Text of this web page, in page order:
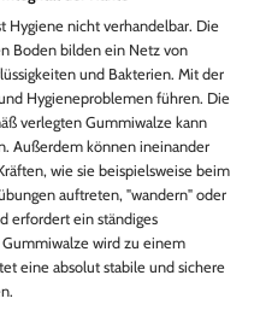
Hygiene nicht verhandelbar. Die
Boden bilden ein Netz von
und Bakterien. Mit der
Hygieneproblemen führen. Die
verlegten Gummiwalze kann
Außerdem können ineinander
wie sie beispielsweise beim
auftreten, "wandern" oder
erfordert ein ständiges
wird zu einem
eine absolut stabile und sichere